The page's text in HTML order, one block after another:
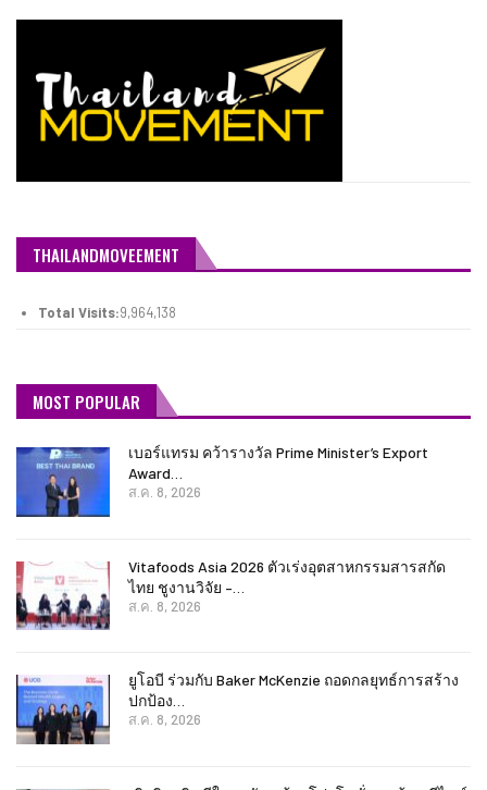
THAILANDMOVEEMENT
Total Visits:9,964,138
MOST POPULAR
เบอร์แทรม คว้ารางวัล Prime Minister’s Export
Award…
ส.ค. 8, 2026
Vitafoods Asia 2026 ตัวเร่งอุตสาหกรรมสารสกัด
ไทย ชูงานวิจัย –…
ส.ค. 8, 2026
ยูโอบี ร่วมกับ Baker McKenzie ถอดกลยุทธ์การสร้าง
ปกป้อง…
ส.ค. 8, 2026